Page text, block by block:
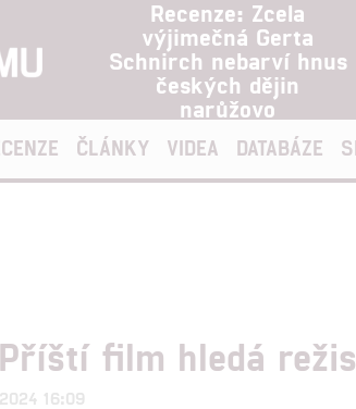
Recenze: Zcela
výjimečná Gerta
Schnirch nebarví hnus
českých dějin
narůžovo
ČLÁNKY VIDEA DATABÁZE
film hledá
16:09